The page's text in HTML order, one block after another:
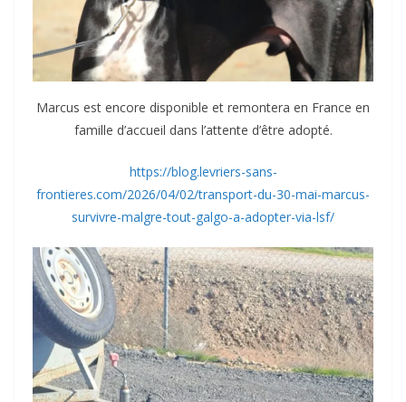
Marcus est encore disponible et remontera en France en
famille d’accueil dans l’attente d’être adopté.
https://blog.levriers-sans-
frontieres.com/2026/04/02/transport-du-30-mai-marcus-
survivre-malgre-tout-galgo-a-adopter-via-lsf/